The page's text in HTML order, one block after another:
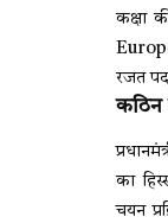
कक्षा
रजत
कठिन
का
चयन